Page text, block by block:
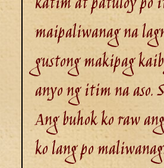
maipaliwanag na
gustong makipag
anyo ng itim na aso.
Ang buhok ko raw
ko lang po